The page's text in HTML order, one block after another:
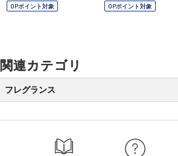
OPポイント対象 OPポイント対象
関連カテゴリ
フレグランス